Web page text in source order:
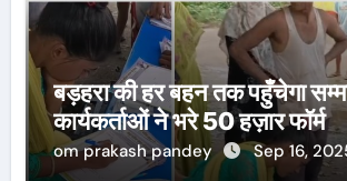
बड़हरा की हर बहन तक पहुँचेगा
कार्यकर्ताओं ने भरे 50 हज़ार फॉर्म
om prakash pandey Sep 16,